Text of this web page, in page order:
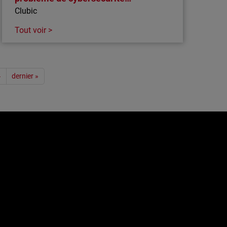
Clubic
Tout voir >
dernier »